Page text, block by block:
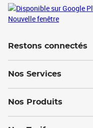
Restons connectés
Nos Services
Nos Produits